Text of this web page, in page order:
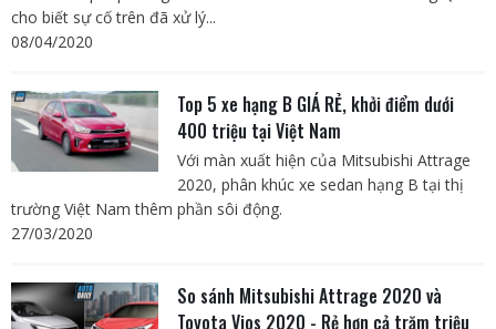
cho biết sự cố trên đã xử lý...
08/04/2020
Top 5 xe hạng B GIÁ RẺ, khởi điểm dưới
400 triệu tại Việt Nam
Với màn xuất hiện của Mitsubishi Attrage
2020, phân khúc xe sedan hạng B tại thị
trường Việt Nam thêm phần sôi động.
27/03/2020
So sánh Mitsubishi Attrage 2020 và
Toyota Vios 2020 - Rẻ hơn cả trăm triệu